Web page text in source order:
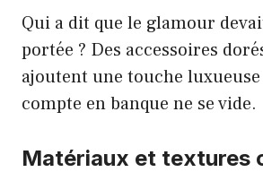
Qui a dit que le glamour
portée ? Des accessoires
ajoutent une touche luxueuse
compte en banque ne se vide.
Matériaux et textures